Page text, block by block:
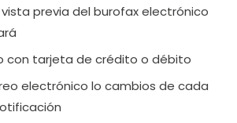
previa del burofax electrónico
con tarjeta de crédito o débito
electrónico lo cambios de cada